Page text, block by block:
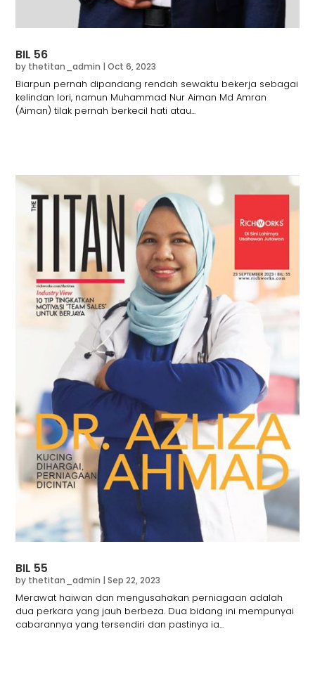
BIL 56
by thetitan_admin |Oct 6, 2023
Biarpun pernah dipandang rendah sewaktu bekerja sebagai
kelindan lori, namun Muhammad Nur Aiman Md Amran
(Aiman) tilak pernah berkecil hati atau...
BIL 55
by thetitan_admin |Sep 22, 2023
Merawat haiwan dan mengusahakan perniagaan adalah
dua perkara yang jauh berbeza. Dua bidang ini mempunyai
cabarannya yang tersendiri dan pastinya ia...